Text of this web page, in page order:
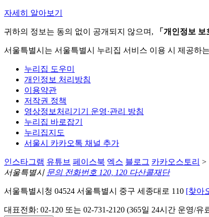
자세히 알아보기
귀하의 정보는 동의 없이 공개되지 않으며, 「개인정보 보
서울특별시는 서울특별시 누리집 서비스 이용 시 제공하
누리집 도우미
개인정보 처리방침
이용약관
저작권 정책
영상정보처리기기 운영·관리 방침
누리집 바로잡기
누리집지도
서울시 카카오톡 채널 추가
인스타그램 유튜브 페이스북 엑스 블로그 카카오스토리 >
서울특별시 문의 전화번호 120, 120 다산콜재단
서울특별시청 04524 서울특별시 중구 세종대로 110 [찾아
대표전화: 02-120 또는 02-731-2120 (365일 24시간 운영/유